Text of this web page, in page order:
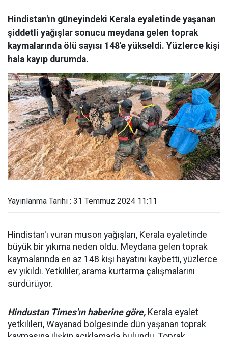
Hindistan'ın güneyindeki Kerala eyaletinde yaşanan
şiddetli yağışlar sonucu meydana gelen toprak
kaymalarında ölü sayısı 148'e yükseldi. Yüzlerce kişi
hala kayıp durumda.
Yayınlanma Tarihi : 31 Temmuz 2024 11:11
Hindistan'ı vuran muson yağışları, Kerala eyaletinde
büyük bir yıkıma neden oldu. Meydana gelen toprak
kaymalarında en az 148 kişi hayatını kaybetti, yüzlerce
ev yıkıldı. Yetkililer, arama kurtarma çalışmalarını
sürdürüyor.
Hindustan Times'ın haberine göre, Kerala eyalet
yetkilileri, Wayanad bölgesinde dün yaşanan toprak